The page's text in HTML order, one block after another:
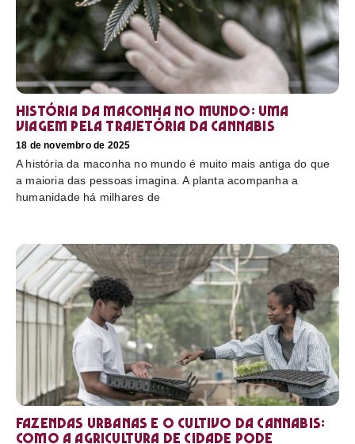
História da maconha no mundo: uma
viagem pela trajetória da cannabis
18 de novembro de 2025
A história da maconha no mundo é muito mais antiga do que
a maioria das pessoas imagina. A planta acompanha a
humanidade há milhares de
Fazendas urbanas e o cultivo da cannabis:
como a agricultura de cidade pode